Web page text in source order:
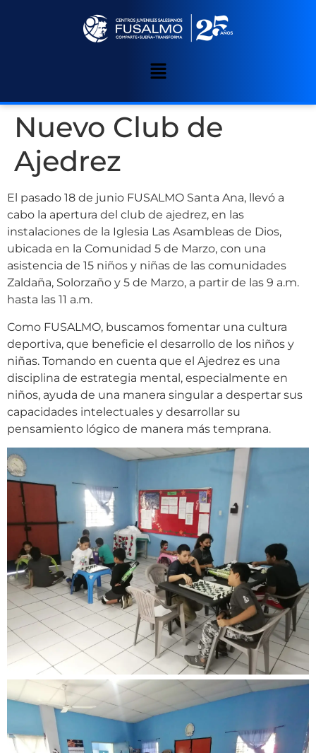
Nuevo Club de
Ajedrez
El pasado 18 de junio FUSALMO Santa Ana, llevó a
cabo la apertura del club de ajedrez, en las
instalaciones de la Iglesia Las Asambleas de Dios,
ubicada en la Comunidad 5 de Marzo, con una
asistencia de 15 niños y niñas de las comunidades
Zaldaña, Solorzaño y 5 de Marzo, a partir de las 9 a.m.
hasta las 11 a.m.
Como FUSALMO, buscamos fomentar una cultura
deportiva, que beneficie el desarrollo de los niños y
niñas. Tomando en cuenta que el Ajedrez es una
disciplina de estrategia mental, especialmente en
niños, ayuda de una manera singular a despertar sus
capacidades intelectuales y desarrollar su
pensamiento lógico de manera más temprana.